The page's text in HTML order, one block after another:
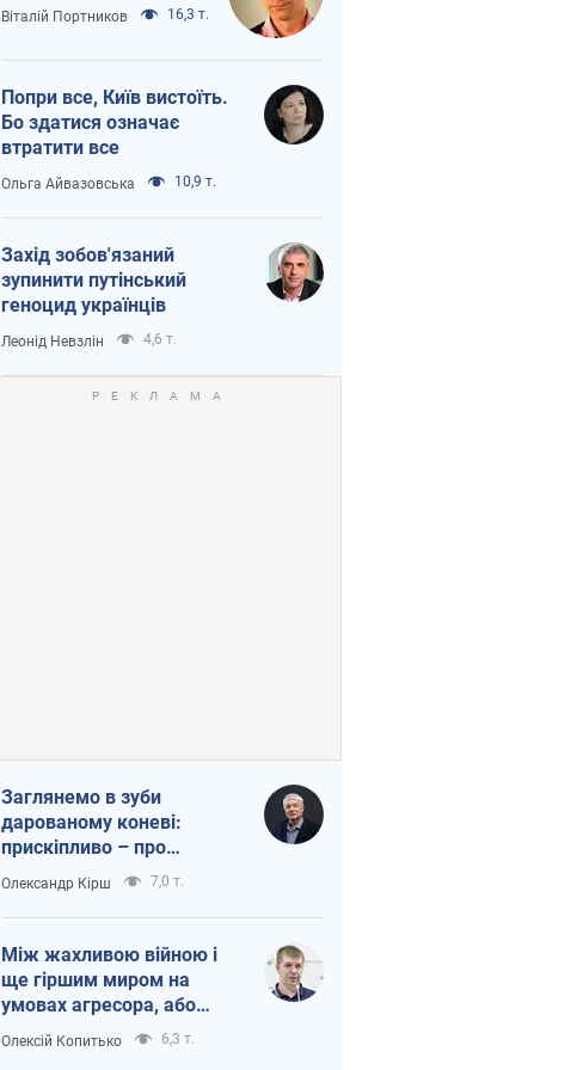
Віталій Портников 16,3 т.
Попри все, Київ вистоїть.
Бо здатися означає
втратити все
Ольга Айвазовська 10,9 т.
Захід зобов'язаний
зупинити путінський
геноцид українців
Леонід Невзлін 4,6 т.
Заглянемо в зуби
дарованому коневі:
прискіпливо – про
допомогу Україні
Олександр Кірш 7,0 т.
Між жахливою війною і
ще гіршим миром на
умовах агресора, або
Безвихідність – теж
Олексій Копитько 6,3 т.